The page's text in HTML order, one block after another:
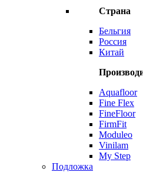
Страна
Бельгия
Россия
Китай
Aquafloor
Fine Flex
FineFloor
FirmFit
Moduleo
Vinilam
My Step
Подложка